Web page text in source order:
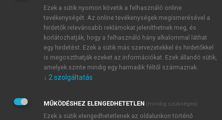
JELSZÓ ÚJRA
Kérek értesítést a MeRSZ újdonságairól, akcióiról.
Kérek értesítést az Akadémiai Kiadó Zrt. újdonságairól,
Adatkezelési tájékoztatóbanfoglaltakat tudomásul
veszem és elfogadom.
Ezek a sütik nyomon követik a felhasználó online
tevékenységét. Az online tevékenységek megismerésével a
hirdetők relevánsabb reklámokat jeleníthetnek meg, és
korlátozhatják, hogy a felhasználó hány alkalommal láthat
egy hirdetést. Ezek a sütik más szervezetekkel és hirdetőkkel
is megoszthatják ezeket az információkat. Ezek állandó sütik,
amelyek szinte mindig egy harmadik féltől származnak.
↓ 2 szolgáltatás
MŰKÖDÉSHEZ ELENGEDHETETLEN (mindig szükséges)
Ezek a sütik elengedhetetlenek az oldalunkon történő